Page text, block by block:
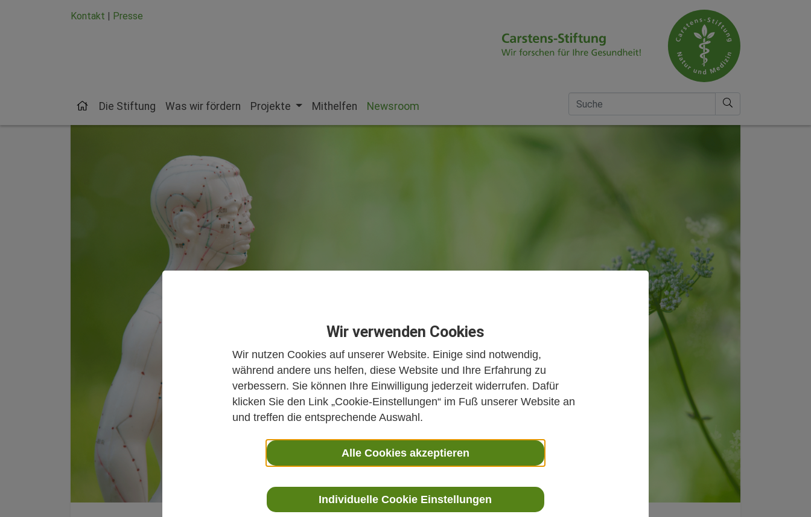
Wir verwenden Cookies
Wir nutzen Cookies auf unserer Website. Einige sind notwendig,
während andere uns helfen, diese Website und Ihre Erfahrung zu
verbessern. Sie können Ihre Einwilligung jederzeit widerrufen. Dafür
klicken Sie den Link „Cookie-Einstellungen“ im Fuß unserer Website an
und treffen die entsprechende Auswahl.
Alle Cookies akzeptieren
Individuelle Cookie Einstellungen
Kontakt | Presse
Die Stiftung Was wir fördern Projekte Mithelfen Newsroom
(current)
Suche nach